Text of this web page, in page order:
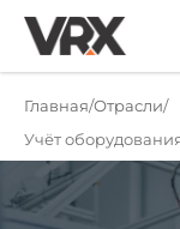
Главная Отрасли
Учёт